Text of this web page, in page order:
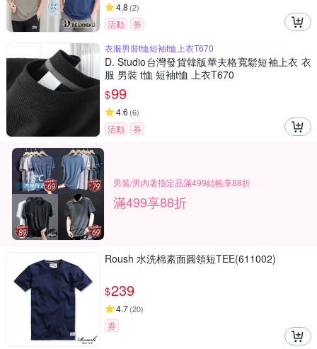
4.8 (2)
活動
券
衣服男裝t恤短袖t恤上衣T670
D. Studio台灣發貨韓版華夫格寬鬆短袖上衣 衣
服 男裝 t恤 短袖t恤 上衣T670
$99
4.6 (6)
活動 券
男裝/男內著指定品滿499結帳享88折
滿499享88折
Roush 水洗棉素面圓領短TEE(611002)
$239
4.7(20)
券